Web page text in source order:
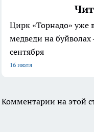
Цирк «Торнадо» уже
медведи на
сентября
16 июля
Комментарии на этой